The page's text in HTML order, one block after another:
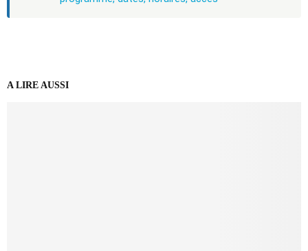
A LIRE AUSSI